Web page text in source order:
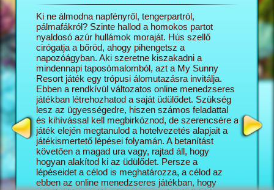
Ki ne álmodna napfényről, tengerpartról,
pálmafákról? Szinte hallod a homokos partot
nyaldosó azúr hullámok moraját. Hús szellő
cirógatja a bőröd, ahogy pihengetsz a
napozóágyban. Aki szeretne kiszakadni a
mindennapi taposómalomból, azt a My Sunny
Resort játék egy trópusi álomutazásra invitálja.
Ebben a rendkívül változatos online menedzseres
játékban létrehozhatod a saját üdülődet. Szükség
lesz az ügyességedre, hiszen számos feladattal
és kihívással kell megbirkóznod, de szerencsére a
játék elején megtanulod a hotelvezetés alapjait a
játékismertető lépései folyamán. A betanítást
követően a magad ura vagy, rajtad áll, hogy
hogyan alakítod ki az üdülődet. Persze a
lépéseidet a célod is meghatározza, a célod az
ebben az online menedzseres játékban, hogy
A My
saját
mégis